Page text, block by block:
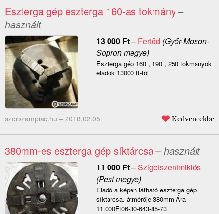
Eszterga gép eszterga 160-as tokmány–
használt
13 000 Ft– Fertőd (Győr-Moson-
Sopron megye)
Eszterga gép 160 , 190 , 250 tokmányok
eladok 13000 ft-töl
szerszampiac.hu – 2018.02.05. Kedvencekbe
380mm-es eszterga gép síktárcsa– használt
11 000 Ft–Szigetszentmiklós
(Pest megye)
Eladó a képen látható eszterga gép
síktárcsa. átmérője 380mm.Ára
11.000Ft06-30-643-85-73